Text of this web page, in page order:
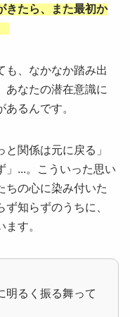
きたら、また最初か
も、なかなか踏み出
あなたの潜在意識に
るんです。
と関係は元に戻る」
」...。こういった思い
ちの心に染み付いた
ず知らずのうちに、
す。
明るく振る舞って